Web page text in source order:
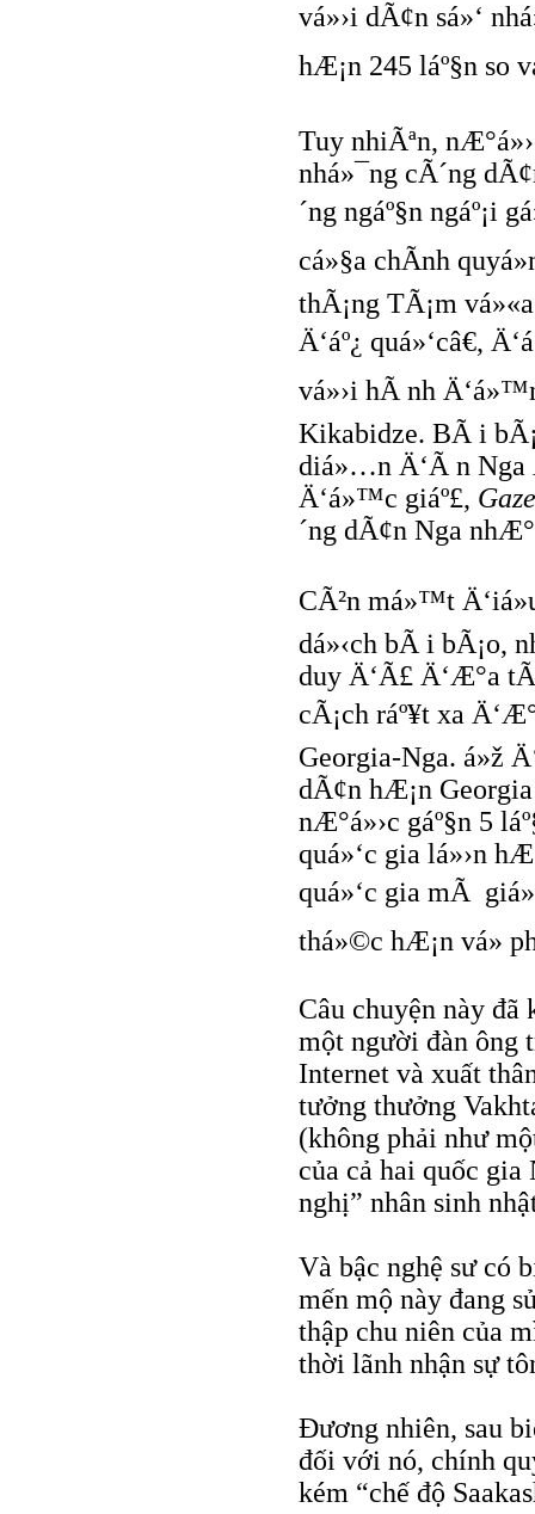
vá»›i dÃ¢n sá»‘
hÆ¡n 245 láº§n so
Tuy nhiÃªn,
nhá»¯ng cÃ´ng
´ng ngáº§n ngáº¡i
cá»§a chÃ­nh
thÃ¡ng TÃ¡m
Ä‘áº¿ quá»‘câ€,
vá»›i hÃ nh
Kikabidze. BÃ i
diá»…n Ä‘Ã n Nga
Ä‘á»™c giáº£,
´ng dÃ¢n Nga
CÃ²n má»™t
dá»‹ch bÃ i bÃ¡o,
duy Ä‘Ã£ Ä‘Æ°a
cÃ¡ch ráº¥t xa
Georgia-Nga. á»ž
dÃ¢n hÆ¡n Georgia
nÆ°á»›c gáº§n 5
quá»‘c gia lá»›n
quá»‘c gia mÃ
thá»©c hÆ¡n vá»
Câu chuyện này đã
một người đàn ông
Internet và xuất
tưởng thưởng
(không phải như
của cả hai quốc
nghị” nhân sinh
Và bậc nghệ sư có
mến mộ này đang
thập chu niên của
thời lãnh nhận sự
Đương nhiên, sau
đối với nó, chính
kém “chế độ